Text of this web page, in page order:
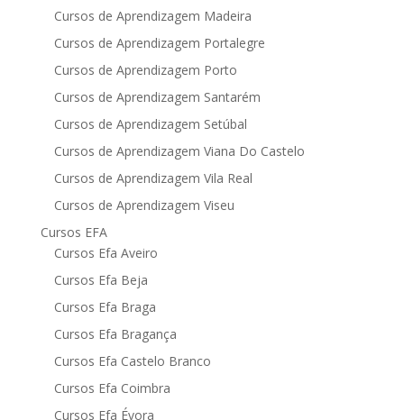
Cursos de Aprendizagem Madeira
Cursos de Aprendizagem Portalegre
Cursos de Aprendizagem Porto
Cursos de Aprendizagem Santarém
Cursos de Aprendizagem Setúbal
Cursos de Aprendizagem Viana Do Castelo
Cursos de Aprendizagem Vila Real
Cursos de Aprendizagem Viseu
Cursos EFA
Cursos Efa Aveiro
Cursos Efa Beja
Cursos Efa Braga
Cursos Efa Bragança
Cursos Efa Castelo Branco
Cursos Efa Coimbra
Cursos Efa Évora